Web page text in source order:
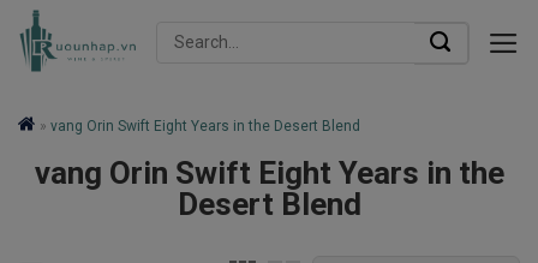
Skip
Search
» vang Orin Swift Eight Years in the Desert Blend
vang Orin Swift Eight Years in the
Desert Blend